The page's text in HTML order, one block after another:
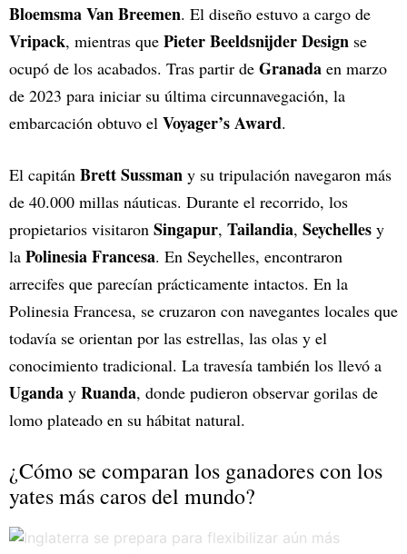
Bloemsma Van Breemen. El diseño estuvo a cargo de
Vripack, mientras que Pieter Beeldsnijder Design se
ocupó de los acabados. Tras partir de Granada en marzo
de 2023 para iniciar su última circunnavegación, la
embarcación obtuvo el Voyager’s Award.
El capitán Brett Sussman y su tripulación navegaron más
de 40.000 millas náuticas. Durante el recorrido, los
propietarios visitaron Singapur, Tailandia, Seychelles y
la Polinesia Francesa. En Seychelles, encontraron
arrecifes que parecían prácticamente intactos. En la
Polinesia Francesa, se cruzaron con navegantes locales que
todavía se orientan por las estrellas, las olas y el
conocimiento tradicional. La travesía también los llevó a
Uganda y Ruanda, donde pudieron observar gorilas de
lomo plateado en su hábitat natural.
¿Cómo se comparan los ganadores con los
yates más caros del mundo?